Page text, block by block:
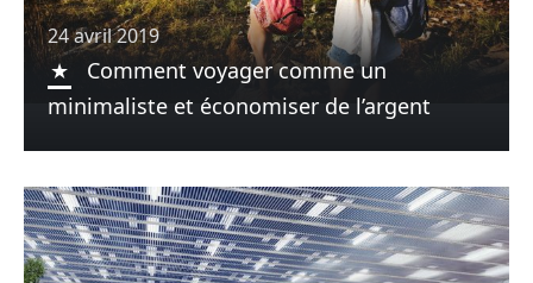
24 avril 2019
Comment voyager comme un
minimaliste et économiser de l’argent